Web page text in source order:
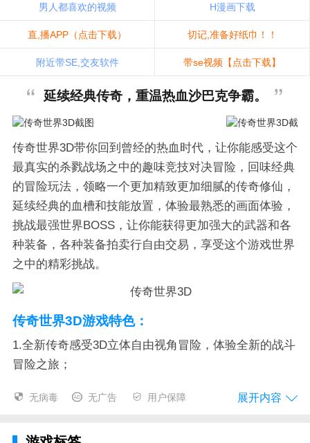
男人都喜欢的视频 H漫画下载
直,播APP（点击下载） 切记,准备好纸巾！！
附近带SE,交友软件 带se视频【点击下载】
延续经典传奇，重温热血沙巴克争霸。
传奇世界3D带你回到曾经的热血时代，让你能感受这个
最真实的杀戮战场之中的趣味竞技对决冒险，回味经典
的冒险玩法，领略一个更加精致更加细腻的传奇修仙，
延续经典的血槽和技能放置，体验最熟悉的画面体验，
挑战最强世界BOSS，让你能获得更加强大的武器和各
种装备，各种装备拍卖行自由交易，享受这个游戏世界
之中的精彩挑战。
传奇世界3D游戏特色：
1.全新传奇感受3D立体自由视角冒险，体验全新的战斗
冒险之旅；
2.酣畅打怪超高爆率，挑战BOSS各种稀有传奇自由爆
3.交易拍卖全面开放，让你能自由的去交易那些极品武
无病毒 无广告 用户保障 展开内容